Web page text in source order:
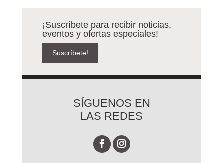
¡Suscríbete para recibir noticias,
eventos y ofertas especiales!
Suscríbete!
SÍGUENOS EN
LAS REDES